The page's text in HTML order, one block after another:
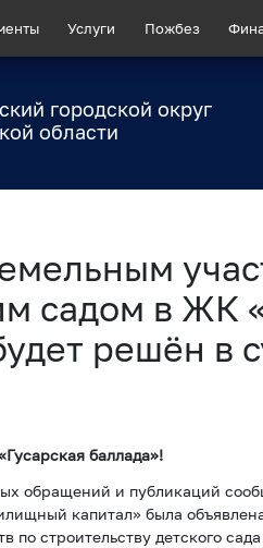
Услуги Пожбез
городской округ
области
садом в ЖК
решён в
баллада»!
обращений и публикаций
капитал» была
по строительству детского